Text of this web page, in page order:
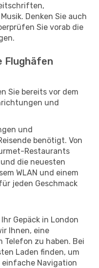
Denken Sie auch
Sie vorab die
Flughäfen
Sie bereits vor dem
und
und
benötigt. Von
Restaurants
die neuesten
WLAN und einem
jeden Geschmack
Gepäck in London
Ihnen, eine
zu haben. Bei
Laden finden, um
einfache Navigation